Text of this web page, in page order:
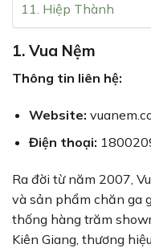
11. Hiệp Thành
1. Vua Nệm
Thông tin liên hệ:
Website:
Điện thoại:
Ra đời từ năm 2007,
và sản phẩm chăn ga
thống hàng trăm
Kiên Giang, thương